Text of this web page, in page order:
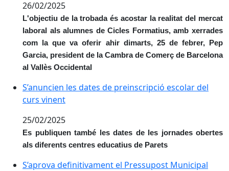
26/02/2025
L'objectiu de la trobada és acostar la realitat del mercat
laboral als alumnes de Cicles Formatius, amb xerrades
com la que va oferir ahir dimarts, 25 de febrer, Pep
Garcia, president de la Cambra de Comerç de Barcelona
al Vallès Occidental
S’anuncien les dates de preinscripció escolar del
S’anuncien les dates de preinscripció escolar del
curs vinent
25/02/2025
Es publiquen també les dates de les jornades obertes
als diferents centres educatius de Parets
S’aprova definitivament el Pressupost Municipal per
S’aprova definitivament el Pressupost Municipal